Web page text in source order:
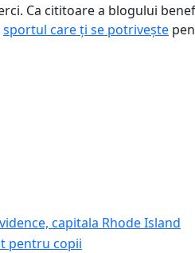
Ca cititoare a blogului
sportul care ți se potrivește
capitala Rhode Island
pentru copii